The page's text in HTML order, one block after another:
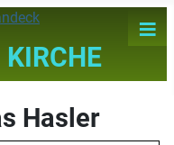
≡
Hasler